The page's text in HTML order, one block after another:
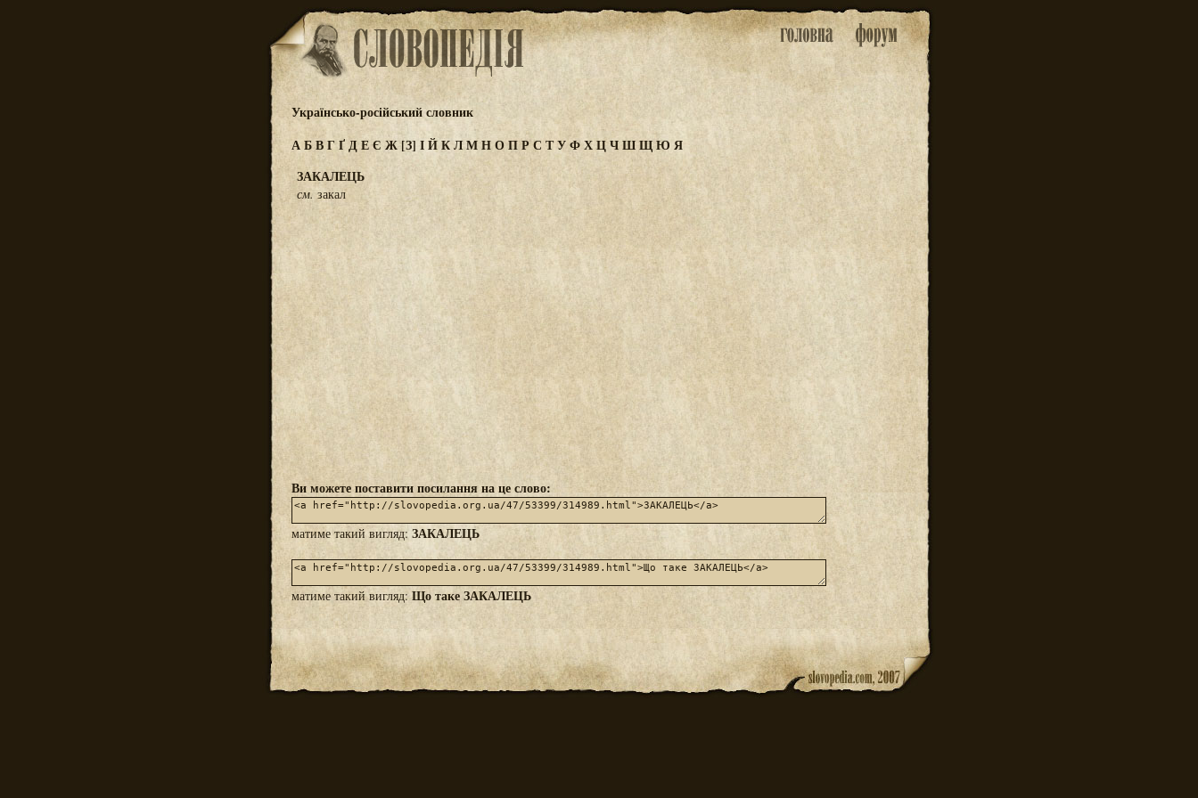
Українсько-російський словник
АБВГҐДЕЄ Ж[З] ІЙКЛМНОПРС ТУФХЦЧШЩЮ Я
ЗАКАЛЕЦЬ
см. закал
Ви можете поставити посилання на це слово:
матиме такий вигляд: ЗАКАЛЕЦЬ
матиме такий вигляд:Що таке ЗАКАЛЕЦЬ